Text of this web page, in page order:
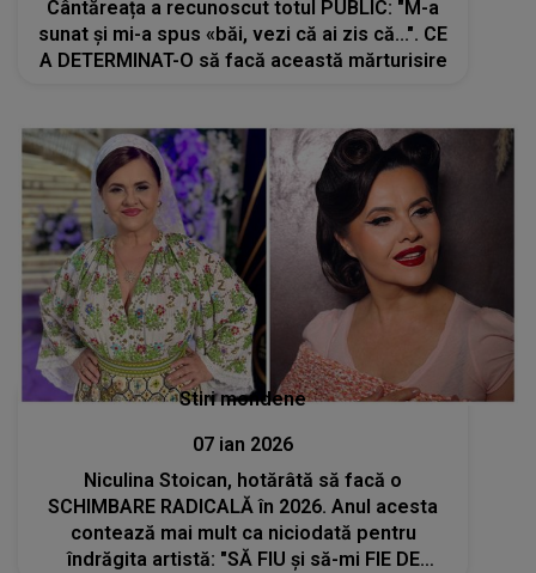
Cântăreața a recunoscut totul PUBLIC: "M-a
sunat și mi-a spus «băi, vezi că ai zis că...". CE
A DETERMINAT-O să facă această mărturisire
Stiri mondene
07 ian 2026
Niculina Stoican, hotărâtă să facă o
SCHIMBARE RADICALĂ în 2026. Anul acesta
contează mai mult ca niciodată pentru
îndrăgita artistă: "SĂ FIU și să-mi FIE DE